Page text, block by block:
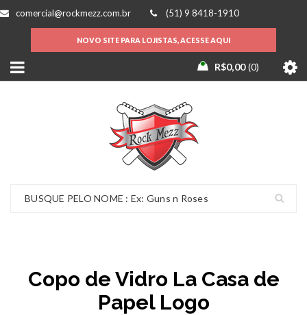
comercial@rockmezz.com.br (51) 9 8418-1910
NOVO SITE PARA LOJISTAS, ACESSE AQUI
R$0,00 0
Copo de Vidro La Casa de
Papel Logo